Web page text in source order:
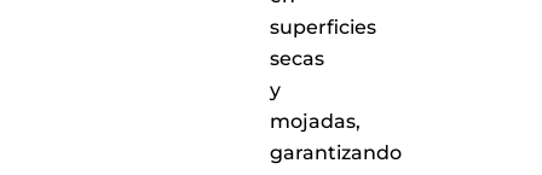
superficies
secas
y
mojadas,
garantizando